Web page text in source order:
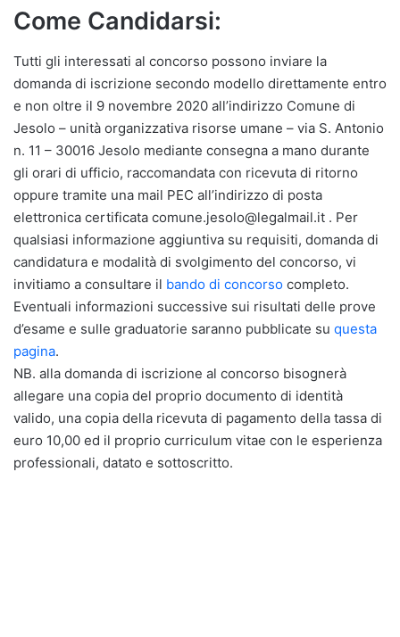
Come Candidarsi:
Tutti gli interessati al concorso possono inviare la
domanda di iscrizione secondo modello direttamente entro
e non oltre il 9 novembre 2020 all’indirizzo Comune di
Jesolo – unità organizzativa risorse umane – via S. Antonio
n. 11 – 30016 Jesolo mediante consegna a mano durante
gli orari di ufficio, raccomandata con ricevuta di ritorno
oppure tramite una mail PEC all’indirizzo di posta
elettronica certificata comune.jesolo@legalmail.it . Per
qualsiasi informazione aggiuntiva su requisiti, domanda di
candidatura e modalità di svolgimento del concorso, vi
invitiamo a consultare il bando di concorso completo.
Eventuali informazioni successive sui risultati delle prove
d’esame e sulle graduatorie saranno pubblicate su questa
pagina.
NB. alla domanda di iscrizione al concorso bisognerà
allegare una copia del proprio documento di identità
valido, una copia della ricevuta di pagamento della tassa di
euro 10,00 ed il proprio curriculum vitae con le esperienza
professionali, datato e sottoscritto.